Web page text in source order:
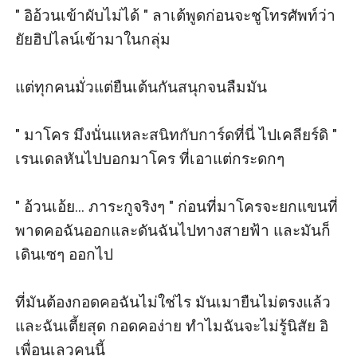
" อิอ้วนเข้าผับไม่ได้ " ลาเต้พูดก่อนจะชูโทรศัพท์ว่า
ยัยฮิปไลน์เข้ามาในกลุ่ม
แต่ทุกคนมั่วแต่ยืนเต้นกันสนุกจนลืมมัน
" มาโคร มึงนั่นแหละสนิทกับการ์ดที่นี่ ไปเคลียร์ดิ "
เรนเดลหันไปบอกมาโคร ที่เอาแต่กระดกๆ
" อ้วนเอ้ย... ภาระกูจริงๆ " ก่อนที่มาโครจะยกแขนที่
พาดคอฉันออกและดันฉันไปทางสายฟ้า และมันก็
เดินเซๆ ออกไป
ที่มันต้องกอดคอฉันไม่ใช่ไร มันเมายืนไม่ตรงแล้ว
และฉันเตี้ยสุด กอดคอง่าย ทำไมฉันจะไม่รู้นิสัย อิ
เพื่อนเลวคนนี้